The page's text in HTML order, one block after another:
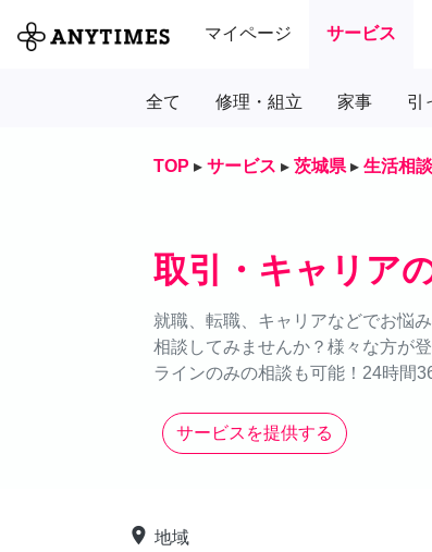
マイページ サービス
全て 修理・組立 家事 引
TOP ▸ サービス ▸ 茨城県 ▸ 生活相談
取引・キャリア
就職、転職、キャリアなどでお悩
相談してみませんか？様々な方が
ラインのみの相談も可能！24時間
サービスを提供する
place 地域